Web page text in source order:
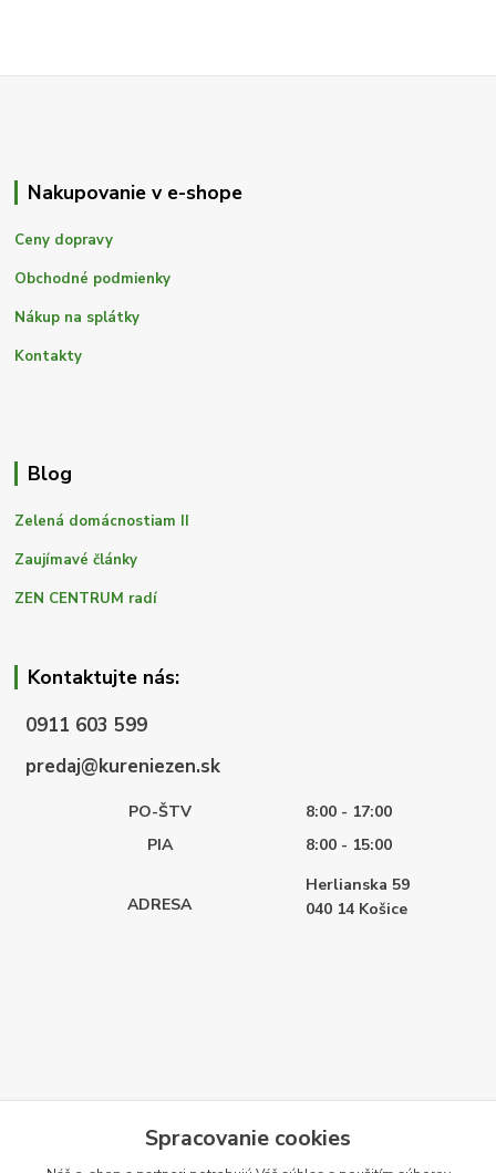
Nakupovanie v e-shope
Ceny dopravy
Obchodné podmienky
Nákup na splátky
Kontakty
Blog
Zelená domácnostiam II
Zaujímavé články
ZEN CENTRUM radí
Kontaktujte nás:
0911 603 599
predaj@kureniezen.sk
PO-ŠTV
8:00 - 17:00
PIA
8:00 - 15:00
ADRESA
Herlianska 59
040 14 Košice
Spracovanie cookies